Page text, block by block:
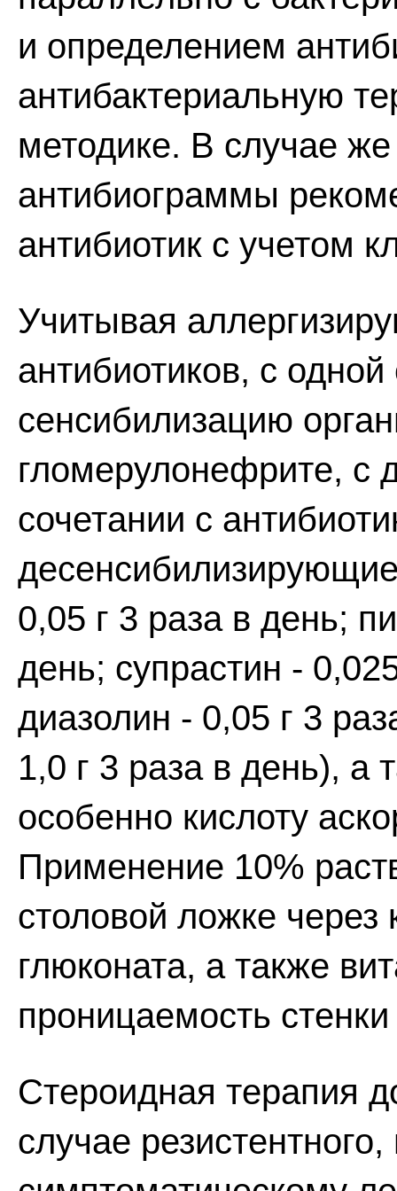
и определением
антибактериальную
методике. В случае
антибиограммы
антибиотик с учетом
Учитывая
антибиотиков, с
сенсибилизацию
гломерулонефрите, с
сочетании с
0,05 г 3 раза в день;
день; супрастин -
диазолин - 0,05 г 3
1,0 г 3 раза в день), а
особенно кислоту
Применение 10%
столовой ложке
глюконата, а также
проницаемость
Стероидная терапия
случае